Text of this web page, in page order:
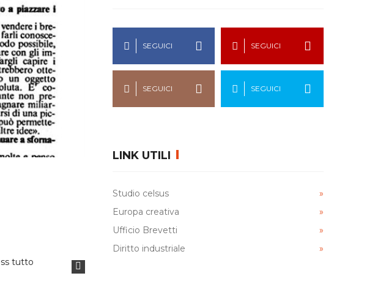
GQ Mensile di tendenza - And
the winner is...
SEGUICI SEGUICI
SEGUICI SEGUICI
LINK UTILI
Studio celsus
Europa creativa
Ufficio Brevetti
Diritto industriale